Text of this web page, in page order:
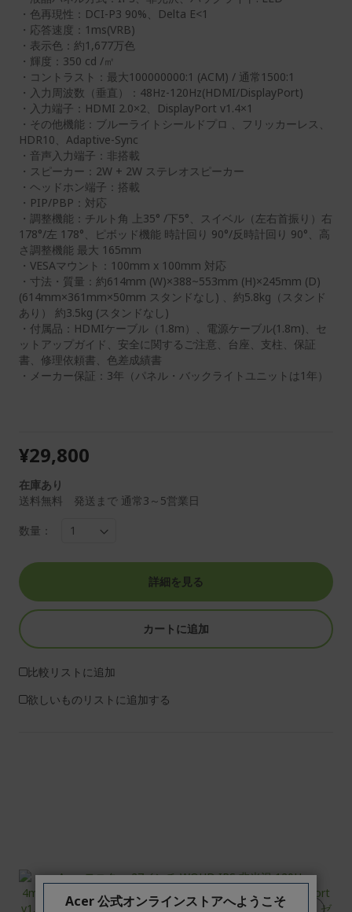
・色再現性：DCI-P3 90%、Delta E<1
・応答速度：1ms(VRB)
・表示色：約1,677万色
・輝度：350 cd /㎡
・コントラスト：最大100000000:1 (ACM) / 通常1500:1
・入力周波数（垂直）：48Hz-120Hz(HDMI/DisplayPort)
・入力端子：HDMI 2.0×2、DisplayPort v1.4×1
・その他機能：ブルーライトシールドプロ 、フリッカーレス、
HDR10、Adaptive-Sync
・音声入力端子：非搭載
・スピーカー：2W + 2W ステレオスピーカー
・ヘッドホン端子：搭載
・PIP/PBP：対応
・調整機能：チルト角 上35° /下5°、スイベル（左右首振り）右
178°/左 178°、ピボッド機能 時計回り 90°/反時計回り 90°、高
さ調整機能 最大 165mm
・VESAマウント：100mm x 100mm 対応
・寸法・質量：約614mm (W)×388~553mm (H)×245mm (D)
(614mm×361mm×50mm スタンドなし) 、約5.8kg（スタンド
あり） 約3.5kg (スタンドなし)
・付属品：HDMIケーブル（1.8m）、電源ケーブル(1.8m)、セ
ットアップガイド、安全に関するご注意、台座、支柱、保証
書、修理依頼書、色差成績書
・メーカー保証：3年（パネル・バックライトユニットは1年）
¥29,800
在庫あり
送料無料 発送まで 通常3～5営業日
数量：
詳細を見る
カートに追加
比較リストに追加
欲しいものリストに追加する
Acer 公式オンラインストアへようこそ